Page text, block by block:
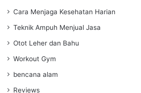
Cara Menjaga Kesehatan Harian
Teknik Ampuh Menjual Jasa
Otot Leher dan Bahu
Workout Gym
bencana alam
Reviews